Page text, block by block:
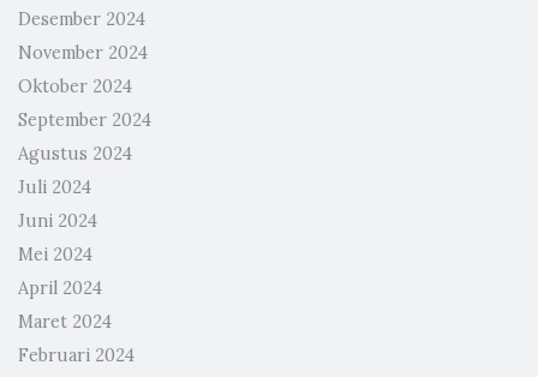
Desember 2024
November 2024
Oktober 2024
September 2024
Agustus 2024
Juli 2024
Juni 2024
Mei 2024
April 2024
Maret 2024
Februari 2024